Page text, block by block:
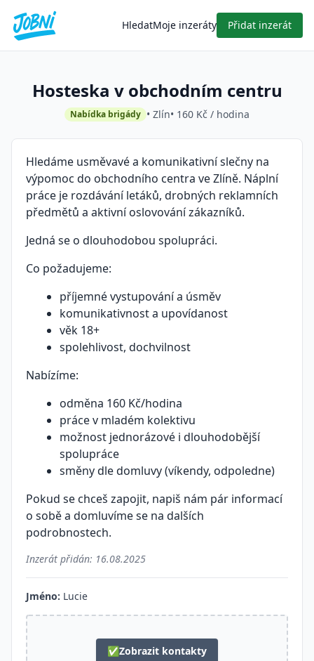
HledatMoje inzeráty Přidat inzerát
Hosteska v obchodním centru
Nabídka brigády • Zlín• 160 Kč / hodina
Hledáme usměvavé a komunikativní slečny na
výpomoc do obchodního centra ve Zlíně. Náplní
práce je rozdávání letáků, drobných reklamních
předmětů a aktivní oslovování zákazníků.
Jedná se o dlouhodobou spolupráci.
Co požadujeme:
příjemné vystupování a úsměv
komunikativnost a upovídanost
věk 18+
spolehlivost, dochvilnost
Nabízíme:
odměna 160 Kč/hodina
práce v mladém kolektivu
možnost jednorázové i dlouhodobější
spolupráce
směny dle domluvy (víkendy, odpoledne)
Pokud se chceš zapojit, napiš nám pár informací
o sobě a domluvíme se na dalších
podrobnostech.
Inzerát přidán: 16.08.2025
Jméno: Lucie
✅Zobrazit kontakty